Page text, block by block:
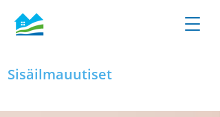
Sisäilmauutiset